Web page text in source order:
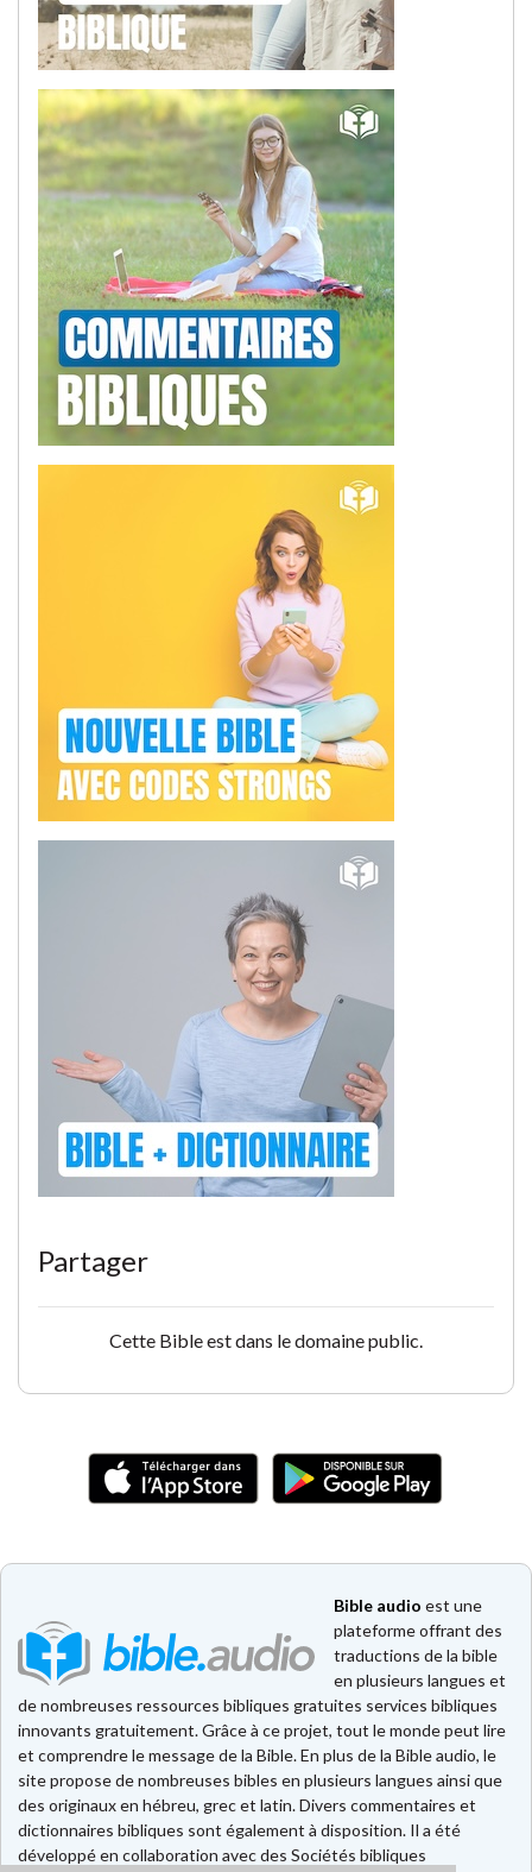
Partager
Cette Bible est dans le domaine public.
Bible audio est une
plateforme offrant des
traductions de la bible
en plusieurs langues et
de nombreuses ressources bibliques gratuites services bibliques
innovants gratuitement. Grâce à ce projet, tout le monde peut lire
et comprendre le message de la Bible. En plus de la Bible audio, le
site propose de nombreuses bibles en plusieurs langues ainsi que
des originaux en hébreu, grec et latin. Divers commentaires et
dictionnaires bibliques sont également à disposition. Il a été
développé en collaboration avec des Sociétés bibliques